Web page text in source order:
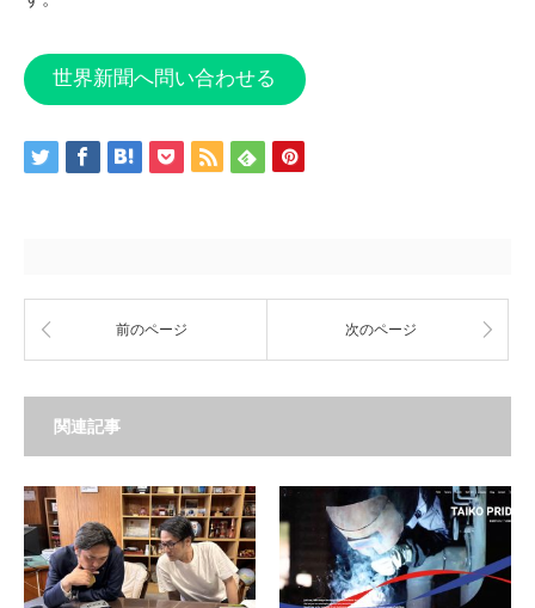
世界新聞へ問い合わせる
前のページ 次のページ
関連記事